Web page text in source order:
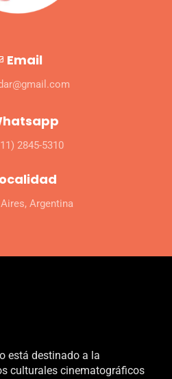
Email
2845-5310
Argentina
está destinado a la
culturales cinematográficos